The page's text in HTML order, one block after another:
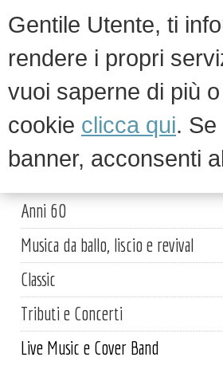
Gentile Utente, ti
rendere i propri
vuoi saperne di più
cookie clicca qui.
banner, acconsenti
Artisti
Anni 60
Musica da ballo, liscio e revival
Classic
Tributi e Concerti
Live Music e Cover Band